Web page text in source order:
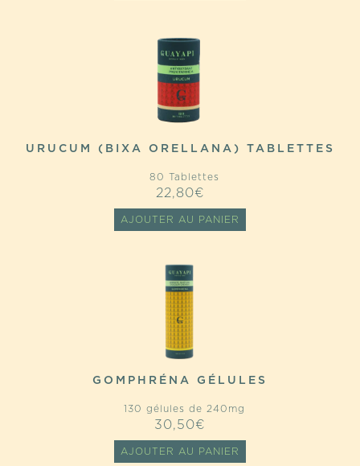
URUCUM (BIXA ORELLANA) TABLETTES
80 Tablettes
22,80€
AJOUTER AU PANIER
GOMPHRÉNA GÉLULES
130 gélules de 240mg
30,50€
AJOUTER AU PANIER